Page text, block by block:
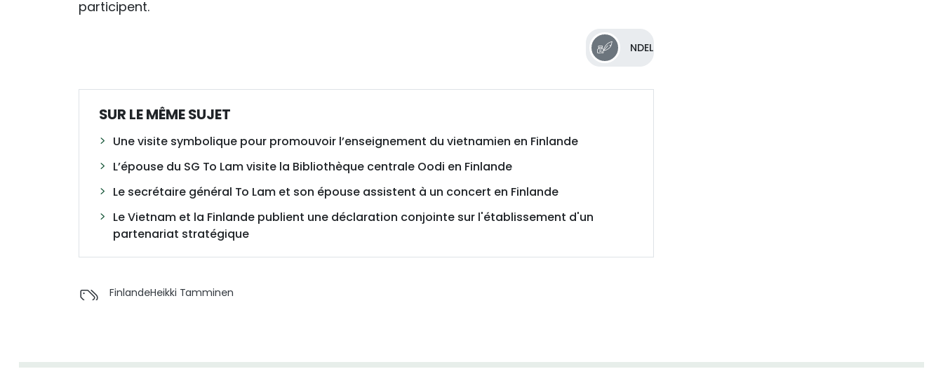
participent.
NDEL
SUR LE MÊME SUJET
Une visite symbolique pour promouvoir l’enseignement du vietnamien en Finlande
L’épouse du SG To Lam visite la Bibliothèque centrale Oodi en Finlande
Le secrétaire général To Lam et son épouse assistent à un concert en Finlande
Le Vietnam et la Finlande publient une déclaration conjointe sur l'établissement d'un
partenariat stratégique
FinlandeHeikki Tamminen